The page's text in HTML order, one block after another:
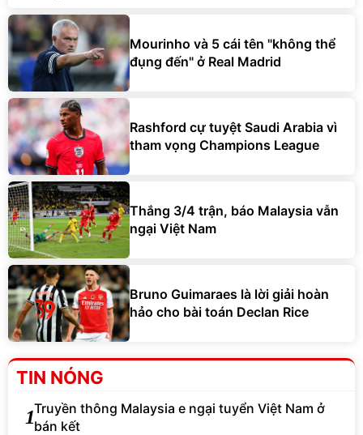
Mourinho và 5 cái tên "không thể
đụng đến" ở Real Madrid
Rashford cự tuyệt Saudi Arabia vì
tham vọng Champions League
Thắng 3/4 trận, báo Malaysia vẫn
ngại Việt Nam
Bruno Guimaraes là lời giải hoàn
hảo cho bài toán Declan Rice
TIN NÓNG
1Truyền thông Malaysia e ngại tuyển Việt Nam ở
bán kết